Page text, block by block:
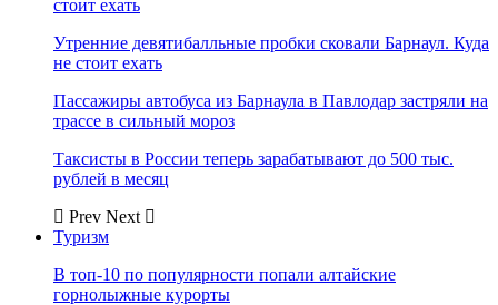
стоит ехать
Утренние девятибалльные пробки сковали Барнаул. Куда
не стоит ехать
Пассажиры автобуса из Барнаула в Павлодар застряли на
трассе в сильный мороз
Таксисты в России теперь зарабатывают до 500 тыс.
рублей в месяц
Prev Next
Туризм
В топ-10 по популярности попали алтайские
горнолыжные курорты